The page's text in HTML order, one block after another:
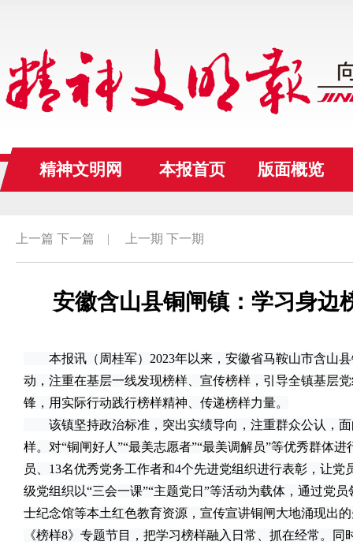
精神文明网 本报首页 版面概览
上一篇 下一篇 | 上一期 下一期
安徽含山县铜闸镇：学习身边
本报讯（周桂军）2023年以来，安徽省马鞍山市含山县
动，注重在基层一线发现榜样、宣传榜样，引导全镇基层
锋，用实际行动践行榜样精神、传递榜样力量。
该镇坚持政治标准，突出实绩导向，注重群众公认，面
样。对“铜闸好人”“最美志愿者”“最美调解员”等优秀群体
员、13名优秀党务工作者和4个先进党组织进行表彰，让
级党组织以“三会一课”“主题党日”等活动为载体，通过党
士纪念馆等本土红色教育资源，宣传宣讲铜闸大地涌现出
《榜样8》专题节目，把学习榜样融入日常、抓在经常。